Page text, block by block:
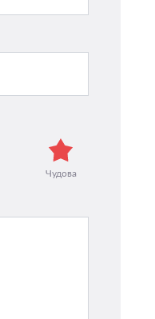
Чудова